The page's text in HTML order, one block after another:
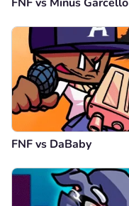
FNF vs DaBaby